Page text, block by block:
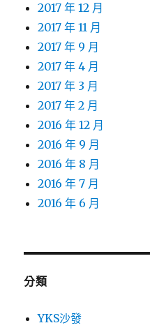
2017 年 12 月
2017 年 11 月
2017 年 9 月
2017 年 4 月
2017 年 3 月
2017 年 2 月
2016 年 12 月
2016 年 9 月
2016 年 8 月
2016 年 7 月
2016 年 6 月
分類
YKS沙發